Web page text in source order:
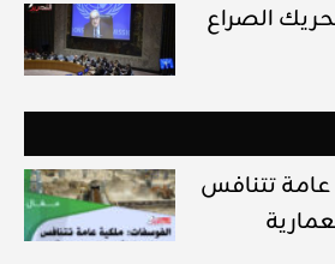
الصراع
تتنافس